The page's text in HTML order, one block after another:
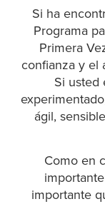
Si ha
Programa
Primera
confianza y el
Si usted
ágil,
Como en
importante